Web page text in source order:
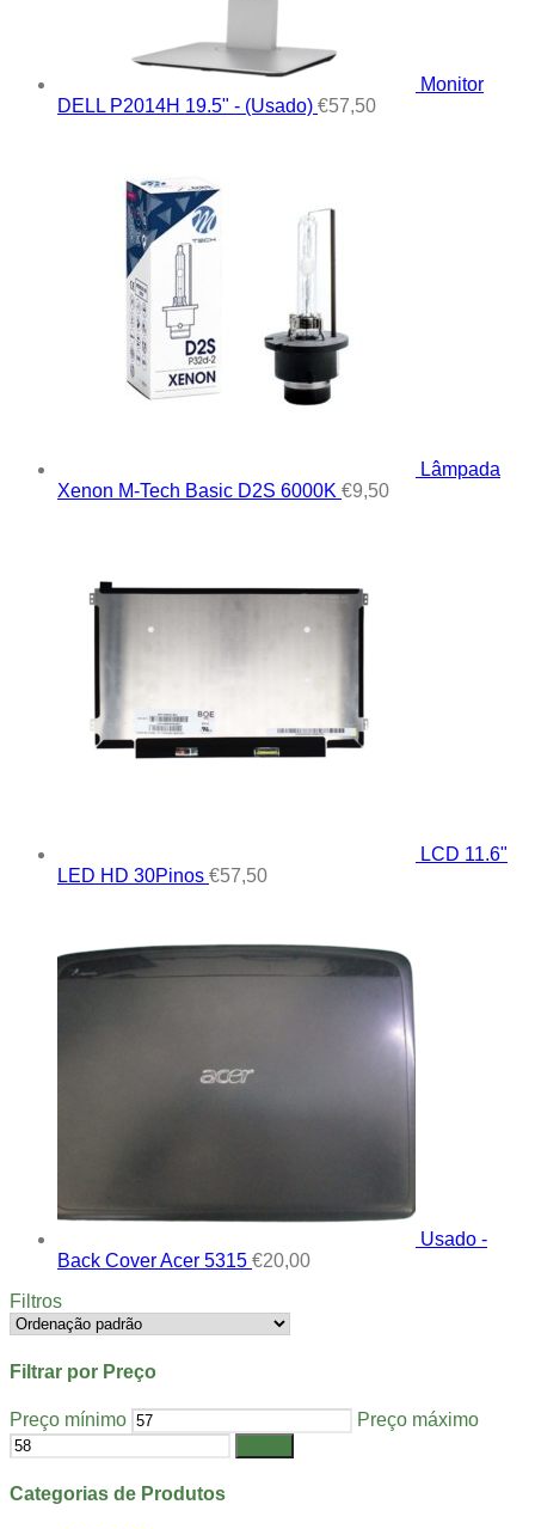
Monitor
DELL P2014H 19.5" - (Usado) €57,50
Lâmpada
Xenon M-Tech Basic D2S 6000K €9,50
LCD 11.6"
LED HD 30Pinos €57,50
Usado -
Back Cover Acer 5315 €20,00
Filtros
Filtrar por Preço
Preço mínimo Preço máximo
Categorias de Produtos